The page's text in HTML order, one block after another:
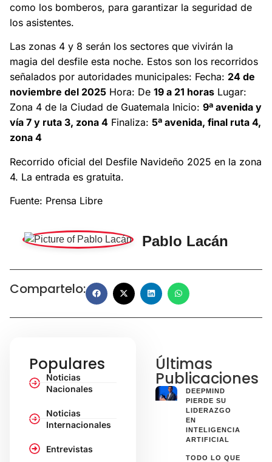
como los bomberos, para garantizar la seguridad de
los asistentes.
Las zonas 4 y 8 serán los sectores que vivirán la
magia del desfile esta noche. Estos son los recorridos
señalados por autoridades municipales: Fecha: 24 de
noviembre del 2025 Hora: De 19 a 21 horas Lugar:
Zona 4 de la Ciudad de Guatemala Inicio: 9ª avenida y
vía 7 y ruta 3, zona 4 Finaliza: 5ª avenida, final ruta 4,
zona 4
Recorrido oficial del Desfile Navideño 2025 en la zona
4. La entrada es gratuita.
Fuente: Prensa Libre
Pablo Lacán
Compartelo:
Populares
Noticias
Nacionales
Noticias
Internacionales
Entrevistas
Últimas
Publicaciones
DEEPMIND
PIERDE SU
LIDERAZGO
EN
INTELIGENCIA
ARTIFICIAL
TODO LO QUE